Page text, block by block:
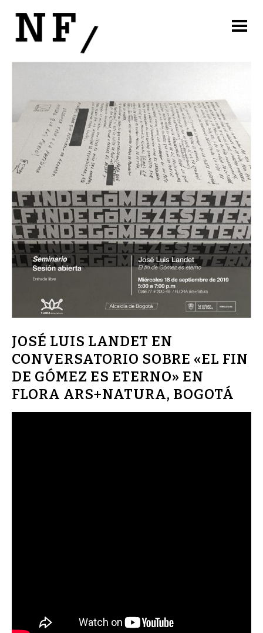
JOSÉ LUIS LANDET EN
CONVERSATORIO SOBRE «EL FIN
DE GÓMEZ ES ETERNO» EN
FLORA ARS+NATURA, BOGOTÁ